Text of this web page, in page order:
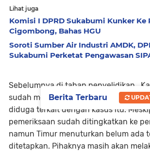
Lihat juga
Komisi I DPRD Sukabumi Kunker Ke
Cigombong, Bahas HGU
Soroti Sumber Air Industri AMDK,
Sukabumi Perketat Pengawasan
Sebelumnya di tahap penyelidikan,
sudah memintai keterangan
diduga terkait dengan kasus itu.
pemeriksaan sudah ditingkatkan ke
namun Timur menuturkan belum ada
ditetapkan. Pihaknya masih akan
Berita Terbaru